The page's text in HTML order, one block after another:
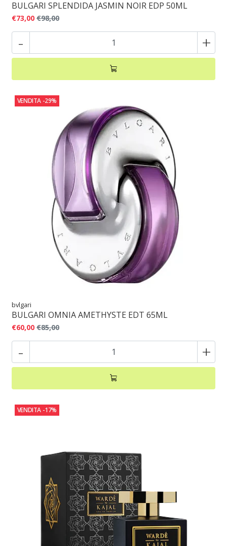
BULGARI SPLENDIDA JASMIN NOIR EDP 50ML
€73,00 €98,00
- +
VENDITA -29%
bvlgari
BULGARI OMNIA AMETHYSTE EDT 65ML
€60,00 €85,00
- +
VENDITA -17%